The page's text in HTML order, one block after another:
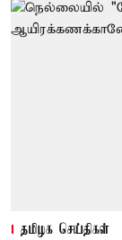
தமிழக செய்திகள்